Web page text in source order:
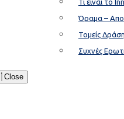
Τι είναι το
Όραμα –
Τομείς
Συχνές
Close